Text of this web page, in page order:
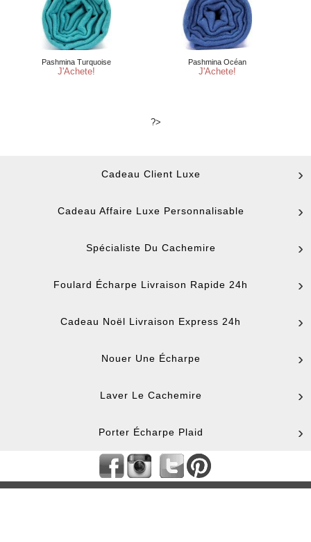
?>
Cadeau Client Luxe
Cadeau Affaire Luxe Personnalisable
Spécialiste Du Cachemire
Foulard Écharpe Livraison Rapide 24h
Cadeau Noël Livraison Express 24h
Nouer Une Écharpe
Laver Le Cachemire
Porter Écharpe Plaid